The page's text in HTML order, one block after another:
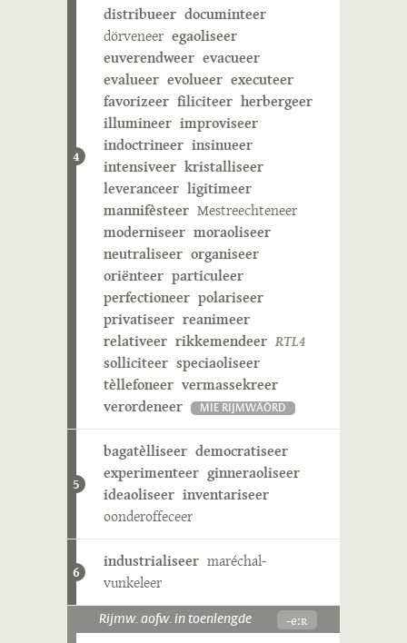
4
distribueer documinteer
dörveneer egaoliseer
euverendweer evacueer
evalueer evolueer executeer
favorizeer filiciteer herbergeer
illumineer improviseer
indoctrineer insinueer
intensiveer kristalliseer
leveranceer ligitimeer
mannifèsteer Mestreechteneer
moderniseer moraoliseer
neutraliseer organiseer
oriënteer particuleer
perfectioneer polariseer
privatiseer reanimeer
relativeer rikkemendeer RTL4
solliciteer speciaoliseer
tèllefoneer vermassekreer
verordeneer
MIE RIJMWÄÖRD
5
bagatèlliseer democratiseer
experimenteer ginneraoliseer
ideaoliseer inventariseer
oonderoffeceer
6
industrialiseer maréchal-
vunkeleer
Rijmw. aofw. in toenlengde -eːʀ